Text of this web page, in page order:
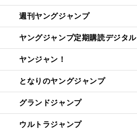
週刊ヤングジャンプ
ヤングジャンプ定期購読デジタル
ヤンジャン！
となりのヤングジャンプ
グランドジャンプ
ウルトラジャンプ